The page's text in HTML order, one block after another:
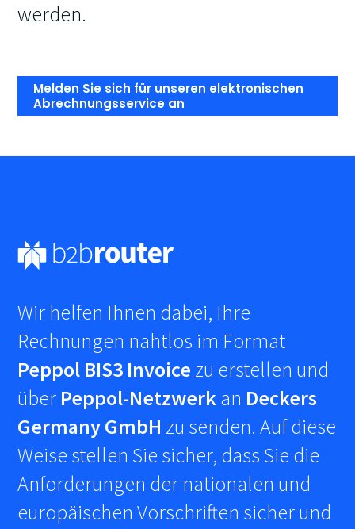
werden.
Melden Sie sich für unseren elektronischen
Abrechnungsservice an
Wir helfen Ihnen dabei, Ihre
Rechnungen nahtlos im Format
Peppol BIS3 Invoice zu erstellen und
über Peppol-Netzwerkan Deckers
Germany GmbH zu senden. Auf diese
Weise stellen Sie sicher, dass Sie die
Anforderungen der nationalen und
europäischen Vorschriften sicher und